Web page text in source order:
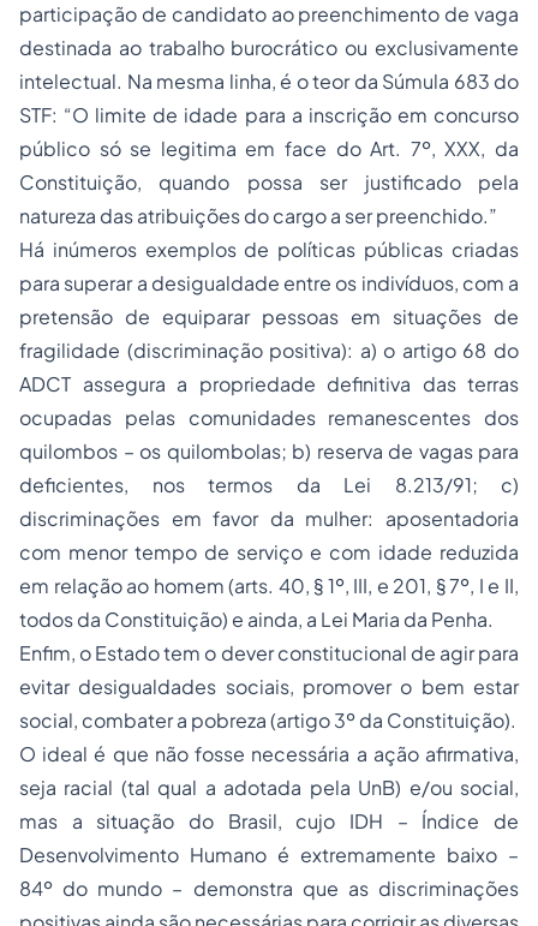
participação de candidato ao preenchimento de vaga
destinada ao trabalho burocrático ou exclusivamente
intelectual. Na mesma linha, é o teor da Súmula 683 do
STF: “O limite de idade para a inscrição em concurso
público só se legitima em face do Art. 7º, XXX, da
Constituição, quando possa ser justificado pela
natureza das atribuições do cargo a ser preenchido.”
Há inúmeros exemplos de políticas públicas criadas
para superar a desigualdade entre os indivíduos, com a
pretensão de equiparar pessoas em situações de
fragilidade (discriminação positiva): a) o artigo 68 do
ADCT assegura a propriedade definitiva das terras
ocupadas pelas comunidades remanescentes dos
quilombos – os quilombolas; b) reserva de vagas para
deficientes, nos termos da Lei 8.213/91; c)
discriminações em favor da mulher: aposentadoria
com menor tempo de serviço e com idade reduzida
em relação ao homem (arts. 40, § 1º, III, e 201, § 7º, I e II,
todos da Constituição) e ainda, a Lei Maria da Penha.
Enfim, o Estado tem o dever constitucional de agir para
evitar desigualdades sociais, promover o bem estar
social, combater a pobreza (artigo 3º da Constituição).
O ideal é que não fosse necessária a ação afirmativa,
seja racial (tal qual a adotada pela UnB) e/ou social,
mas a situação do Brasil, cujo IDH – Índice de
Desenvolvimento Humano é extremamente baixo –
84º do mundo – demonstra que as discriminações